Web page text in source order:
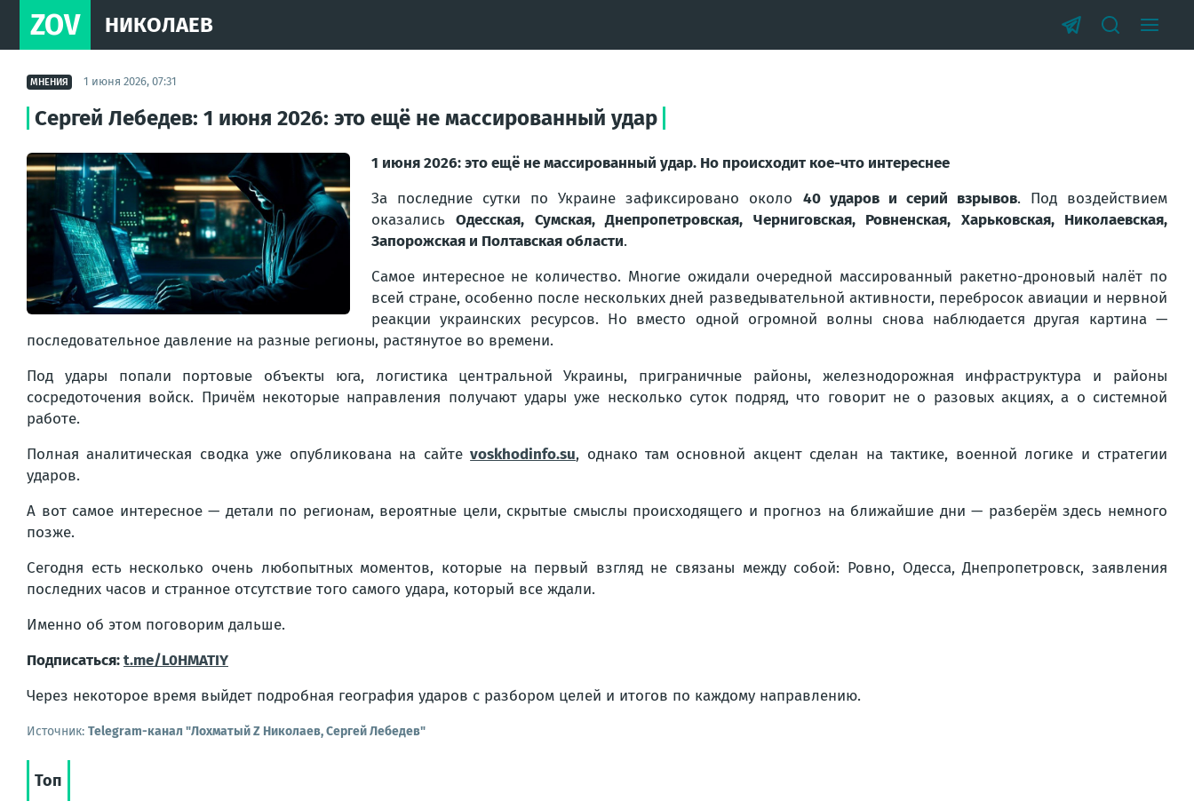
ZOV НИКОЛАЕВ
МНЕНИЯ 1 июня 2026, 07:31
Сергей Лебедев: 1 июня 2026: это ещё не массированный удар
1 июня 2026: это ещё не массированный удар. Но происходит кое-что интереснее
За последние сутки по Украине зафиксировано около 40 ударов и серий взрывов. Под воздействием
оказалисьОдесская, Сумская, Днепропетровская, Черниговская, Ровненская, Харьковская, Николаевская,
Запорожская и Полтавская области.
Самое интересное не количество. Многие ожидали очередной массированный ракетно-дроновый налёт по
всей стране, особенно после нескольких дней разведывательной активности, перебросок авиации и нервной
реакции украинских ресурсов. Но вместо одной огромной волны снова наблюдается другая картина —
последовательное давление на разные регионы, растянутое во времени.
Под удары попали портовые объекты юга, логистика центральной Украины, приграничные районы, железнодорожная инфраструктура и районы
сосредоточения войск. Причём некоторые направления получают удары уже несколько суток подряд, что говорит не о разовых акциях, а о системной
работе.
Полная аналитическая сводка уже опубликована на сайтеvoskhodinfo.su, однако там основной акцент сделан на тактике, военной логике и стратегии
ударов.
А вот самое интересное — детали по регионам, вероятные цели, скрытые смыслы происходящего и прогноз на ближайшие дни — разберём здесь немного
позже.
Сегодня есть несколько очень любопытных моментов, которые на первый взгляд не связаны между собой: Ровно, Одесса, Днепропетровск, заявления
последних часов и странное отсутствие того самого удара, который все ждали.
Именно об этом поговорим дальше.
Подписаться:t.me/L0HMATIY
Через некоторое время выйдет подробная география ударов с разбором целей и итогов по каждому направлению.
Источник: Telegram-канал "Лохматый Z Николаев, Сергей Лебедев"
Топ